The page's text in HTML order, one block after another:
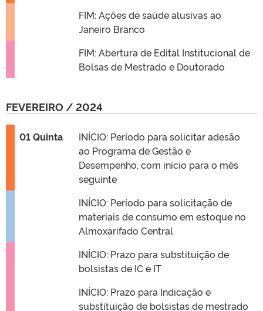
FIM: Ações de saúde alusivas ao
Janeiro Branco
FIM: Abertura de Edital Institucional de
Bolsas de Mestrado e Doutorado
FEVEREIRO / 2024
01 Quinta
INÍCIO: Período para solicitar adesão
ao Programa de Gestão e
Desempenho, com início para o mês
seguinte
INÍCIO: Período para solicitação de
materiais de consumo em estoque no
Almoxarifado Central
INÍCIO: Prazo para substituição de
bolsistas de IC e IT
INÍCIO: Prazo para Indicação e
substituição de bolsistas de mestrado